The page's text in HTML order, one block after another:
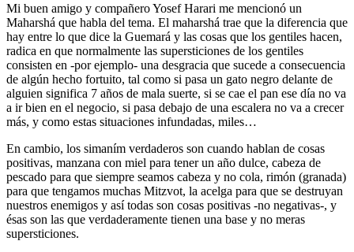
Mi buen amigo y compañero Yosef Harari me mencionó un
Maharshá que habla del tema. El maharshá trae que la diferencia que
hay entre lo que dice la Guemará y las cosas que los gentiles hacen,
radica en que normalmente las supersticiones de los gentiles
consisten en -por ejemplo- una desgracia que sucede a consecuencia
de algún hecho fortuito, tal como si pasa un gato negro delante de
alguien significa 7 años de mala suerte, si se cae el pan ese día no va
a ir bien en el negocio, si pasa debajo de una escalera no va a crecer
más, y como estas situaciones infundadas, miles…
En cambio, los simaním verdaderos son cuando hablan de cosas
positivas, manzana con miel para tener un año dulce, cabeza de
pescado para que siempre seamos cabeza y no cola, rimón (granada)
para que tengamos muchas Mitzvot, la acelga para que se destruyan
nuestros enemigos y así todas son cosas positivas -no negativas-, y
ésas son las que verdaderamente tienen una base y no meras
supersticiones.